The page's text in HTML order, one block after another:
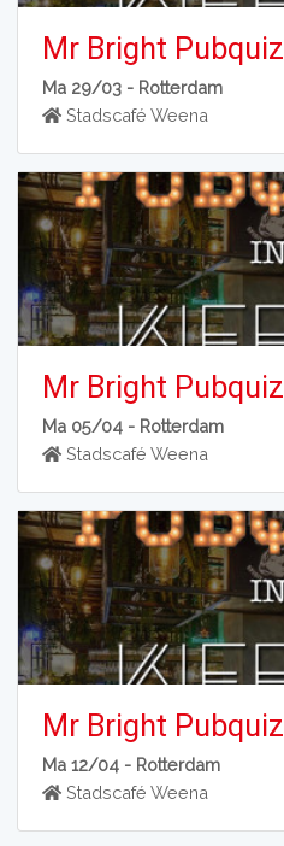
Mr Bright Pubquiz
Ma 29/03 - Rotterdam
Stadscafé Weena
Mr Bright Pubquiz
Ma 05/04 - Rotterdam
Stadscafé Weena
Mr Bright Pubquiz
Ma 12/04 - Rotterdam
Stadscafé Weena